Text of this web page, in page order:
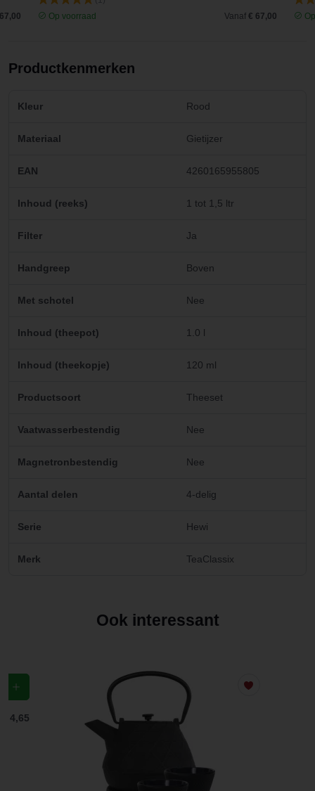
Op voorraad
Vanaf € 67,00
Productkenmerken
Kleur Rood
Materiaal Gietijzer
EAN 4260165955805
Inhoud (reeks) 1 tot 1,5 ltr
Filter Ja
Handgreep Boven
Met schotel Nee
Inhoud (theepot) 1.0 l
Inhoud (theekopje) 120 ml
Productsoort Theeset
Vaatwasserbestendig Nee
Magnetronbestendig Nee
Aantal delen 4-delig
Serie Hewi
Merk TeaClassix
Ook interessant
€ 4,65